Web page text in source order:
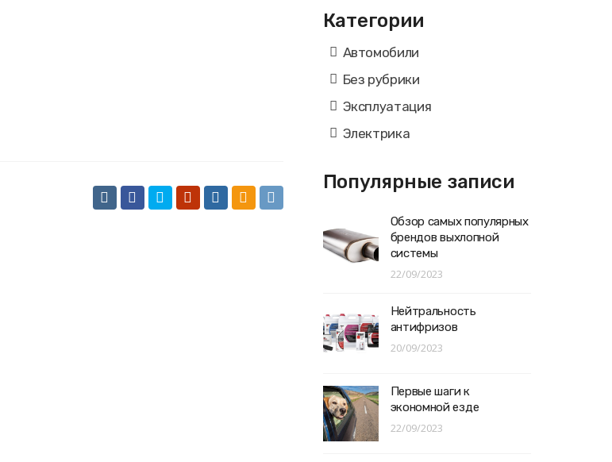
Категории
Автомобили
Без рубрики
Эксплуатация
Электрика
Популярные записи
Обзор самых популярных
брендов выхлопной
системы
22/09/2023
Нейтральность
антифризов
20/09/2023
Первые шаги к
экономной езде
22/09/2023